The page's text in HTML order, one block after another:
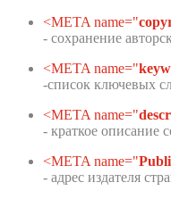
<META name="
- сохранение
<META name="
-список ключевых
<META name="
- краткое описание
<META name="
- адрес издателя